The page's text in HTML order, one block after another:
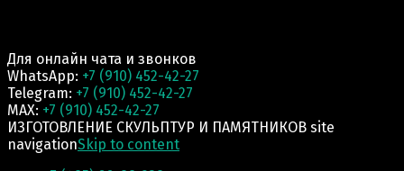
Для онлайн чата и звонков
WhatsApp: +7 (910) 452-42-27
Telegram: +7 (910) 452-42-27
MAX: +7 (910) 452-42-27
ИЗГОТОВЛЕНИЕ СКУЛЬПТУР И ПАМЯТНИКОВ site
navigationSkip to content